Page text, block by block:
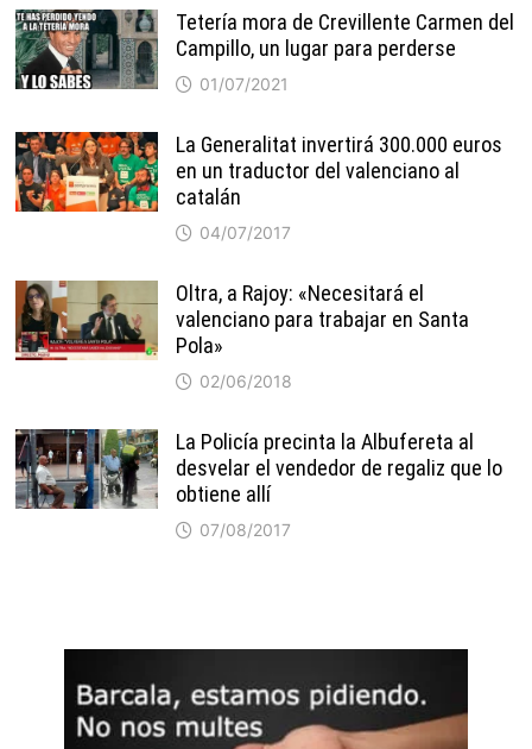
Tetería mora de Crevillente Carmen del
Campillo, un lugar para perderse
01/07/2021
La Generalitat invertirá 300.000 euros
en un traductor del valenciano al
catalán
04/07/2017
Oltra, a Rajoy: «Necesitará el
valenciano para trabajar en Santa
Pola»
02/06/2018
La Policía precinta la Albufereta al
desvelar el vendedor de regaliz que lo
obtiene allí
07/08/2017